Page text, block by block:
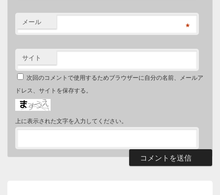
メール *
サイト
次回のコメントで使用するためブラウザーに自分の名前、メールア
ドレス、サイトを保存する。
上に表示された文字を入力してください。